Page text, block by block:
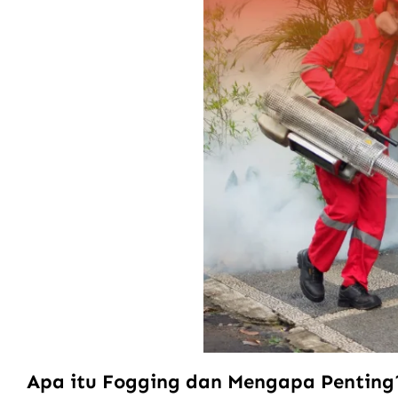
Apa itu Fogging dan Mengapa